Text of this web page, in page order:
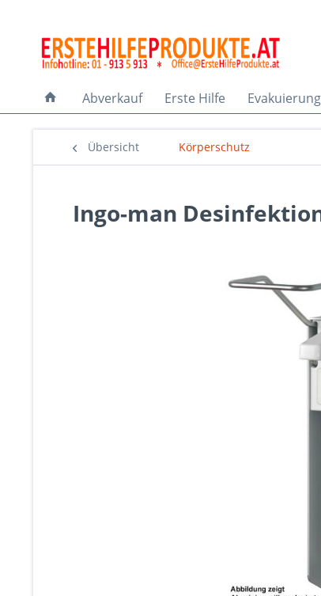
Abverkauf Erste Hilfe
Übersicht Körperschutz
Ingo-man